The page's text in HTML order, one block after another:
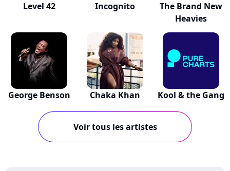
Level 42 Incognito
The Brand New
Heavies
George Benson Chaka Khan Kool & the Gang
Voir tous les artistes